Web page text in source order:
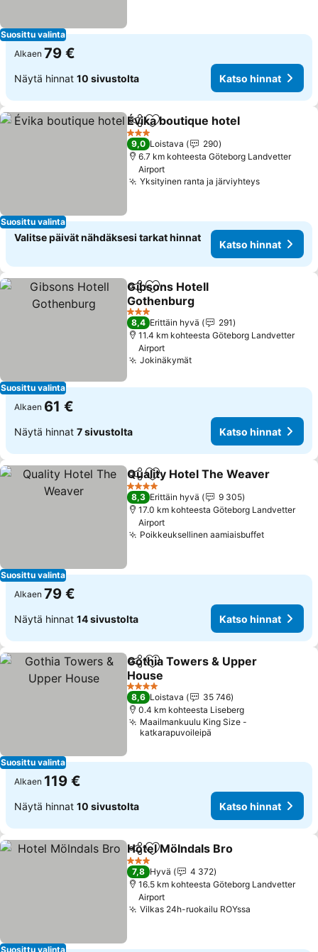
Suosittu valinta
Alkaen 79 €
Näytä hinnat 10 sivustolta Katso hinnat
Suosittu valinta
Jaa Lisää suosikkeihin
Évika boutique hotel
3 Tähtiluokitus
9,0 Loistava
290
6.7 km kohteesta Göteborg Landvetter
Airport
Yksityinen ranta ja järviyhteysKatso
Valitse päivät nähdäksesi tarkat hinnat
Katso hinnat
Suosittu valinta
Jaa Lisää suosikkeihin
Gibsons Hotell
Gothenburg
Katso hinnat
3 Tähtiluokitus
8,4 Erittäin hyvä
291
11.4 km kohteesta Göteborg Landvetter
Airport
JokinäkymätKatso hinnat
Alkaen 61 €
Näytä hinnat 7 sivustolta Katso hinnat
Suosittu valinta
Jaa Lisää suosikkeihin
Quality Hotel The Weaver
4 Tähtiluokitus
8,3 Erittäin hyvä
9 305
17.0 km kohteesta Göteborg Landvetter
Airport
Poikkeuksellinen aamiaisbuffetKatso
Alkaen 79 €
Näytä hinnat 14 sivustolta Katso hinnat
Suosittu valinta
Jaa Lisää suosikkeihin
Gothia Towers & Upper
House
Katso hinnat
4 Tähtiluokitus
8,6 Loistava
35 746
0.4 km kohteesta Liseberg
Maailmankuulu King Size -
katkarapuvoileipä
Alkaen 119 €
Näytä hinnat 10 sivustolta Katso hinnat
Suosittu valinta
Jaa Lisää suosikkeihin
Hotel Mölndals Bro
3 Tähtiluokitus
7,8 Hyvä
4 372
16.5 km kohteesta Göteborg Landvetter
Airport
Vilkas 24h-ruokailu ROYssa